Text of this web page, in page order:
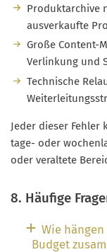
Produktarchive
ausverkaufte
Große Content-
Verlinkung und
Technische
Jeder dieser Fehler
tage- oder
oder veraltete
8. Häufige
Wie
Budget